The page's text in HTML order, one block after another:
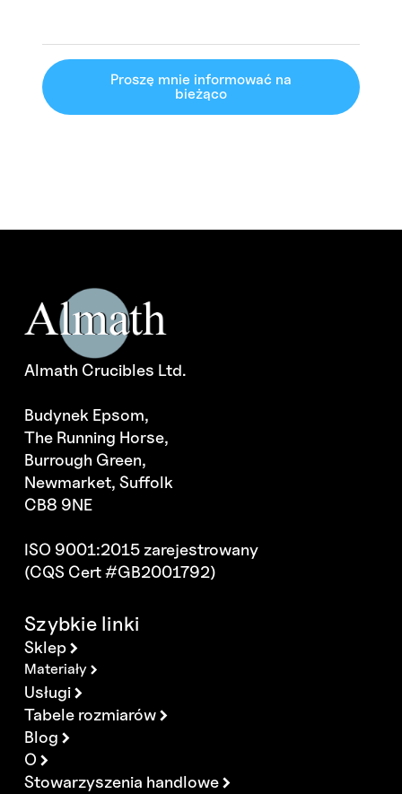
Proszę mnie informować na
bieżąco
Almath Crucibles Ltd.
Budynek Epsom,
The Running Horse,
Burrough Green,
Newmarket, Suffolk
CB8 9NE
ISO 9001:2015 zarejestrowany
(CQS Cert #GB2001792)
Szybkie linki
Sklep
Materiały
Usługi
Tabele rozmiarów
Blog
O
Stowarzyszenia handlowe